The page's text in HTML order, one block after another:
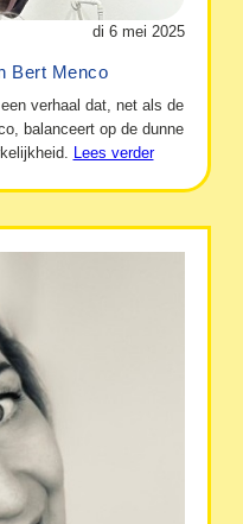
di 6 mei 2025
Bert Menco
verhaal dat, net als de
balanceert op de dunne
Lees verder